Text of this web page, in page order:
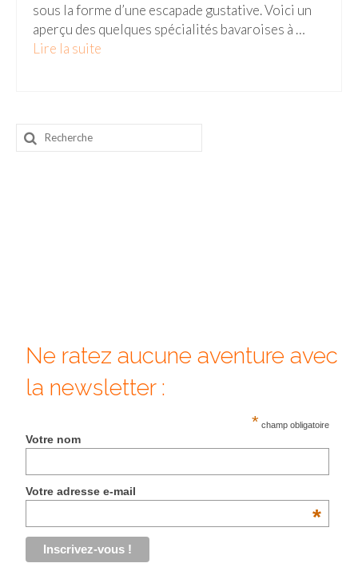
Machu Picchu
ASIE
Guilin & Yangshuo
Cameron Highlands
Penang
Singapour
sous la forme d’une escapade gustative. Voici un
aperçu des quelques spécialités bavaroises à …
Lire la suite­­
Rechercher
:
Ne ratez aucune aventure avec
la newsletter :
* champ obligatoire
Votre nom
Votre adresse e-mail
*